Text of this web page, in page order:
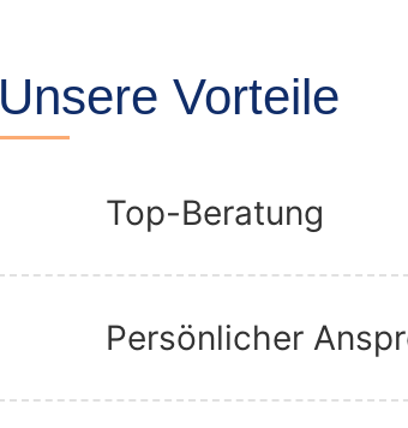
Unsere Vorteile
Top-Beratung
Persönlicher